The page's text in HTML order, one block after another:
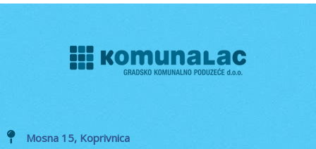
Mosna 15, Koprivnica